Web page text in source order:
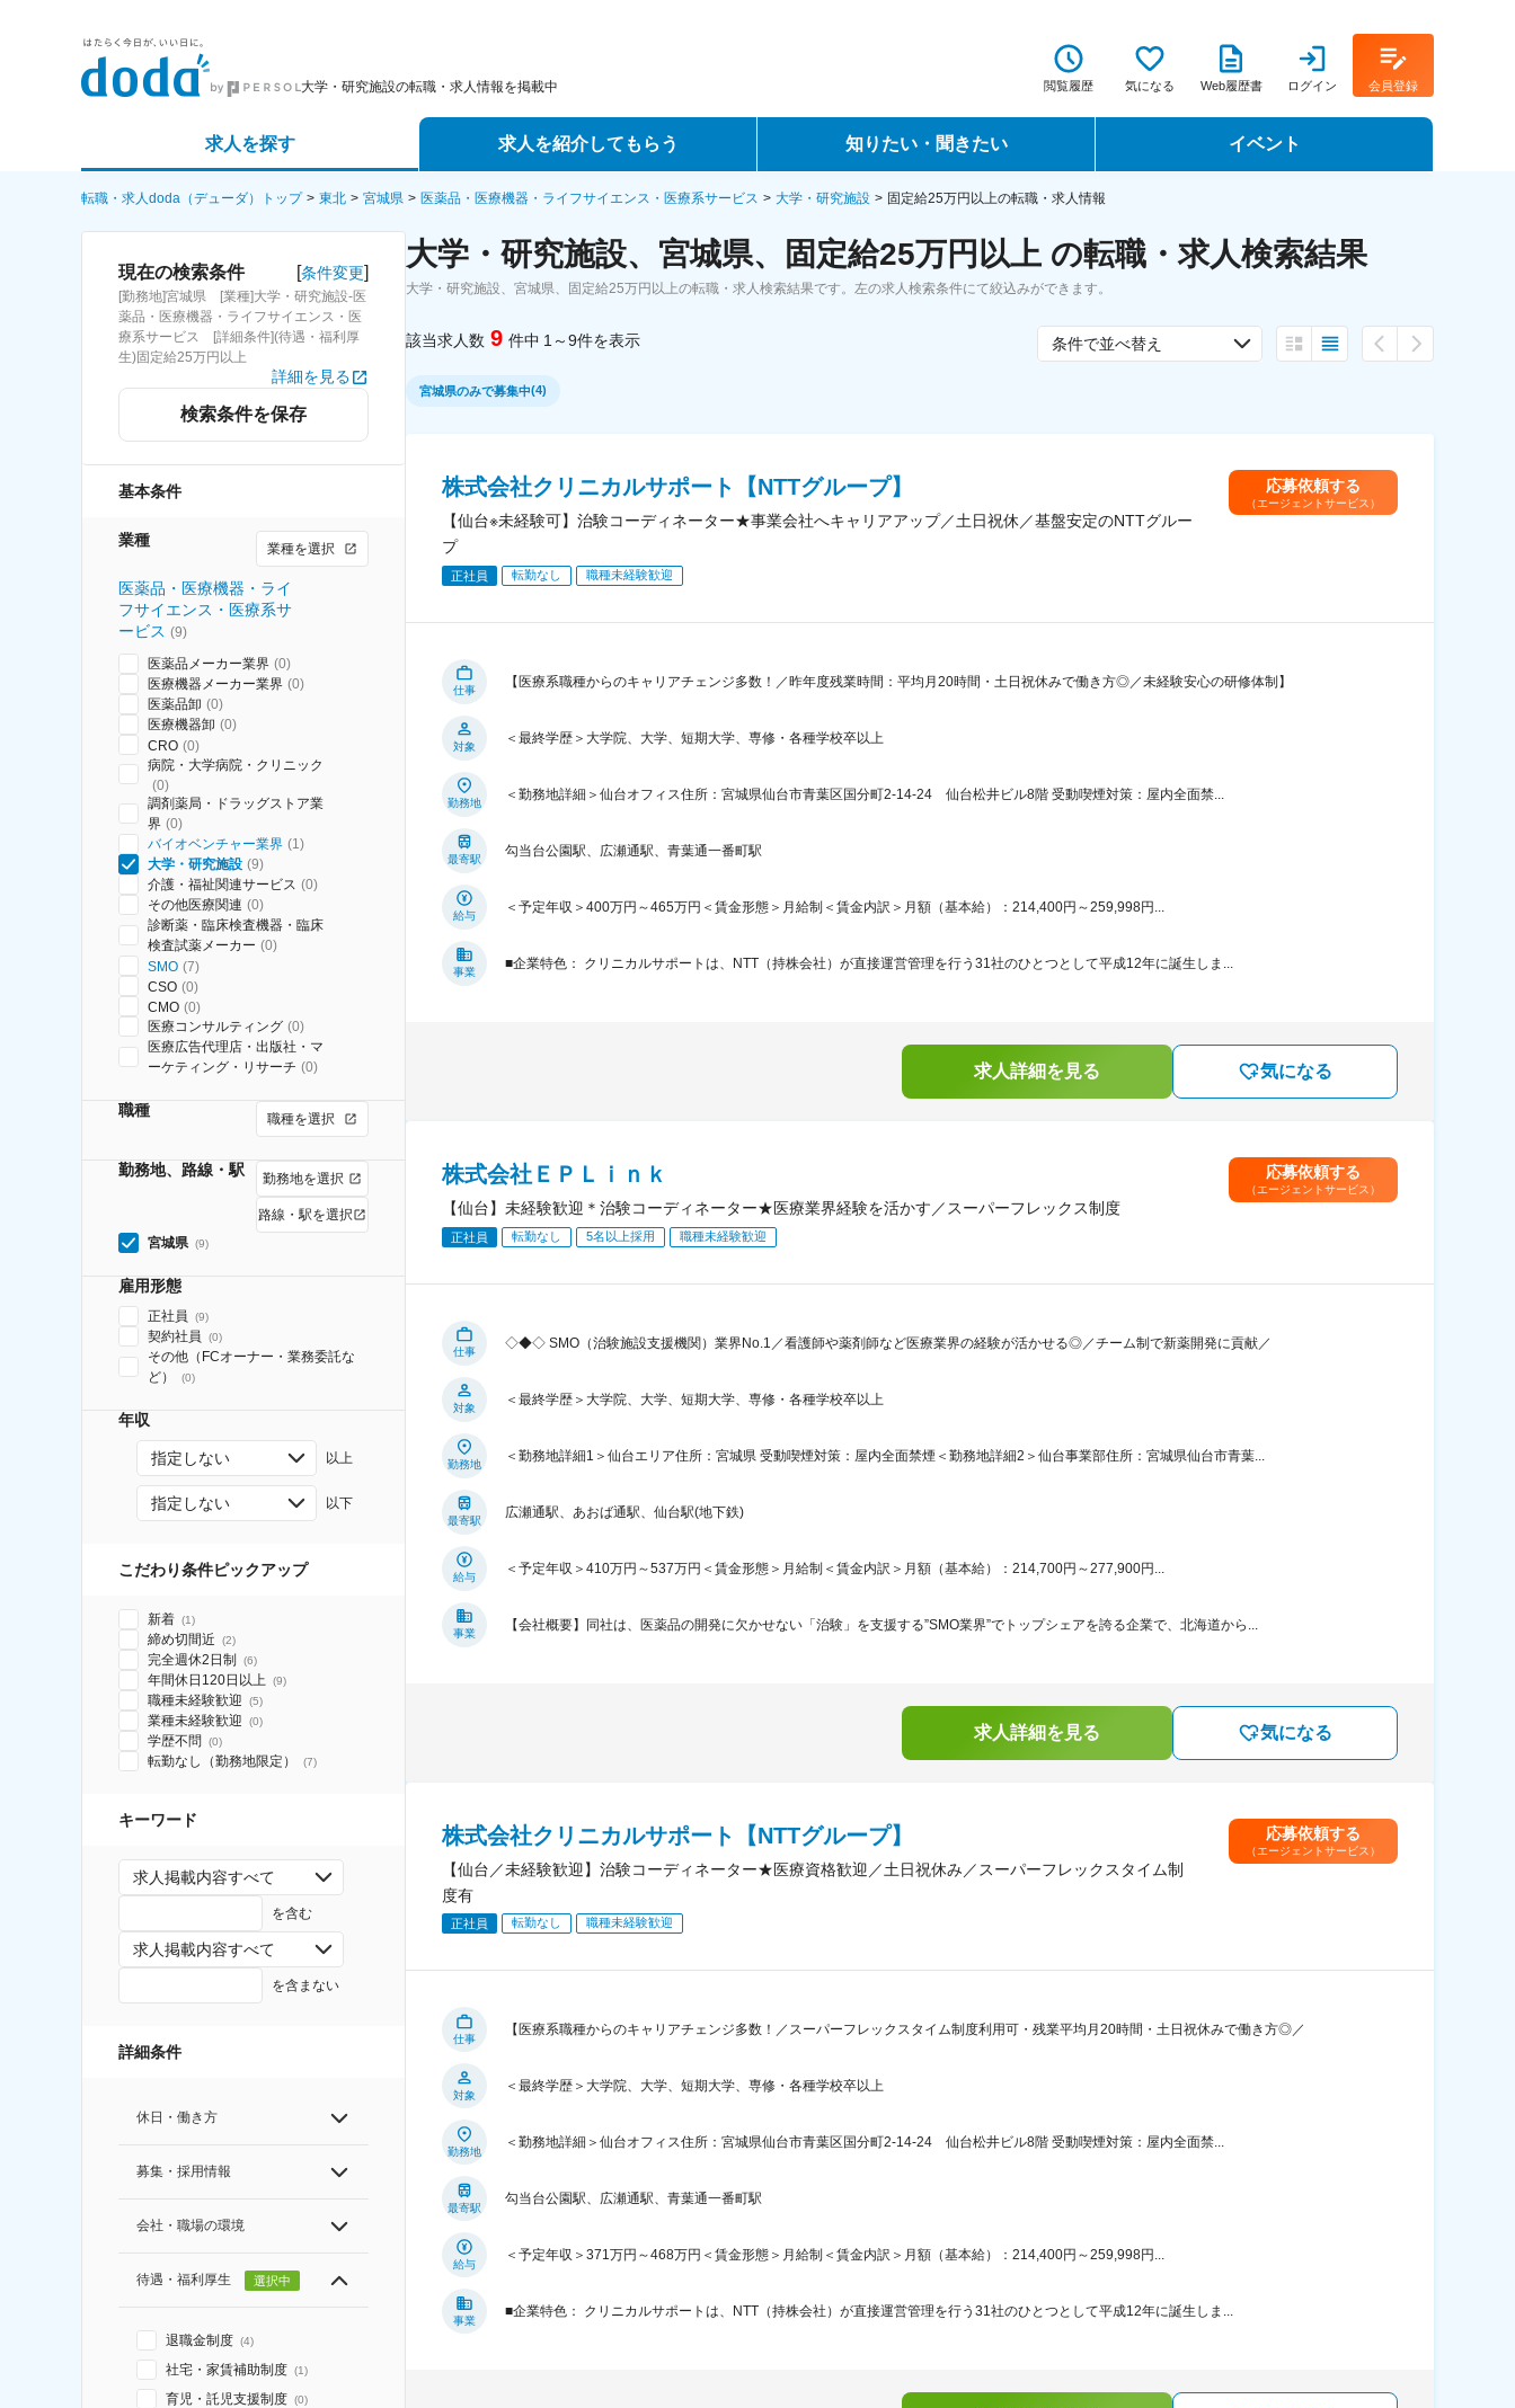
大学・研究施設の転職・求人情報を掲載中 閲覧履歴 気になる Web履歴書 ログイン 会員登録
求人を探す
詳細条件から探す
求人特集から探す
求人を紹介してもらう
エージェントサービス
スカウトサービス
知りたい・聞きたい
転職ノウハウ
データで見る転職
イベント
転職フェア
転職・求人doda（デューダ）トップ 東北 宮城県 医薬品・医療機器・ライフサイエンス・医療系サービス 大学・研究施設 固定給25万円以上の転職・求人情報
現在の検索条件 [条件変更]
[勤務地]宮城県 [業種]大学・研究施設-医
薬品・医療機器・ライフサイエンス・医
療系サービス [詳細条件](待遇・福利厚
生)固定給25万円以上
詳細を見る
検索条件を保存
基本条件
業種 業種を選択
医薬品・医療機器・ライ
フサイエンス・医療系サ
ービス (9)
医薬品メーカー業界 (0)
医療機器メーカー業界 (0)
医薬品卸 (0)
医療機器卸 (0)
CRO (0)
病院・大学病院・クリニック
(0)
調剤薬局・ドラッグストア業
界 (0)
バイオベンチャー業界 (1)
大学・研究施設 (9)
介護・福祉関連サービス (0)
その他医療関連 (0)
診断薬・臨床検査機器・臨床
検査試薬メーカー (0)
SMO (7)
CSO (0)
CMO (0)
医療コンサルティング (0)
医療広告代理店・出版社・マ
ーケティング・リサーチ (0)
職種 職種を選択
勤務地、路線・駅 勤務地を選択
路線・駅を選択
宮城県 (9)
雇用形態
正社員 (9)
契約社員 (0)
その他（FCオーナー・業務委託な
ど）
(0)
年収
指定しない 以上
指定しない 以下
こだわり条件ピックアップ
新着 (1)
締め切間近 (2)
完全週休2日制 (6)
年間休日120日以上 (9)
職種未経験歓迎 (5)
業種未経験歓迎 (0)
学歴不問 (0)
転勤なし（勤務地限定） (7)
キーワード
求人掲載内容すべて
を含む
求人掲載内容すべて
を含まない
詳細条件
休日・働き方
募集・採用情報
会社・職場の環境
待遇・福利厚生 選択中
退職金制度 (4)
社宅・家賃補助制度 (1)
育児・託児支援制度 (0)
大学・研究施設、宮城県、固定給25万円以上 の転職・求人検索結果
大学・研究施設、宮城県、固定給25万円以上の転職・求人検索結果です。左の求人検索条件にて絞込みができます。
該当求人数 9 件中 1～9件を表示 条件で並べ替え
宮城県のみで募集中(4)
株式会社クリニカルサポート【NTTグループ】
【仙台※未経験可】治験コーディネーター★事業会社へキャリアアップ／土日祝休／基盤安定のNTTグルー
プ
正社員 転勤なし 職種未経験歓迎
応募依頼する
（エージェントサービス）
仕事
【医療系職種からのキャリアチェンジ多数！／昨年度残業時間：平均月20時間・土日祝休みで働き方◎／未経験安心の研修体制】
対象
＜最終学歴＞大学院、大学、短期大学、専修・各種学校卒以上
勤務地
＜勤務地詳細＞仙台オフィス住所：宮城県仙台市青葉区国分町2-14-24 仙台松井ビル8階 受動喫煙対策：屋内全面禁...
最寄駅
勾当台公園駅、広瀬通駅、青葉通一番町駅
給与
＜予定年収＞400万円～465万円＜賃金形態＞月給制＜賃金内訳＞月額（基本給）：214,400円～259,998円...
事業
■企業特色： クリニカルサポートは、NTT（持株会社）が直接運営管理を行う31社のひとつとして平成12年に誕生しま...
求人詳細を見る 気になる
株式会社ＥＰＬｉｎｋ
【仙台】未経験歓迎＊治験コーディネーター★医療業界経験を活かす／スーパーフレックス制度
正社員 転勤なし 5名以上採用 職種未経験歓迎
応募依頼する
（エージェントサービス）
仕事
◇◆◇ SMO（治験施設支援機関）業界No.1／看護師や薬剤師など医療業界の経験が活かせる◎／チーム制で新薬開発に貢献／
対象
＜最終学歴＞大学院、大学、短期大学、専修・各種学校卒以上
勤務地
＜勤務地詳細1＞仙台エリア住所：宮城県 受動喫煙対策：屋内全面禁煙＜勤務地詳細2＞仙台事業部住所：宮城県仙台市青葉...
最寄駅
広瀬通駅、あおば通駅、仙台駅(地下鉄)
給与
＜予定年収＞410万円～537万円＜賃金形態＞月給制＜賃金内訳＞月額（基本給）：214,700円～277,900円...
事業
【会社概要】同社は、医薬品の開発に欠かせない「治験」を支援する”SMO業界”でトップシェアを誇る企業で、北海道から...
求人詳細を見る 気になる
株式会社クリニカルサポート【NTTグループ】
【仙台／未経験歓迎】治験コーディネーター★医療資格歓迎／土日祝休み／スーパーフレックスタイム制
度有
正社員 転勤なし 職種未経験歓迎
応募依頼する
（エージェントサービス）
仕事
【医療系職種からのキャリアチェンジ多数！／スーパーフレックスタイム制度利用可・残業平均月20時間・土日祝休みで働き方◎／
対象
＜最終学歴＞大学院、大学、短期大学、専修・各種学校卒以上
勤務地
＜勤務地詳細＞仙台オフィス住所：宮城県仙台市青葉区国分町2-14-24 仙台松井ビル8階 受動喫煙対策：屋内全面禁...
最寄駅
勾当台公園駅、広瀬通駅、青葉通一番町駅
給与
＜予定年収＞371万円～468万円＜賃金形態＞月給制＜賃金内訳＞月額（基本給）：214,400円～259,998円...
事業
■企業特色： クリニカルサポートは、NTT（持株会社）が直接運営管理を行う31社のひとつとして平成12年に誕生しま...